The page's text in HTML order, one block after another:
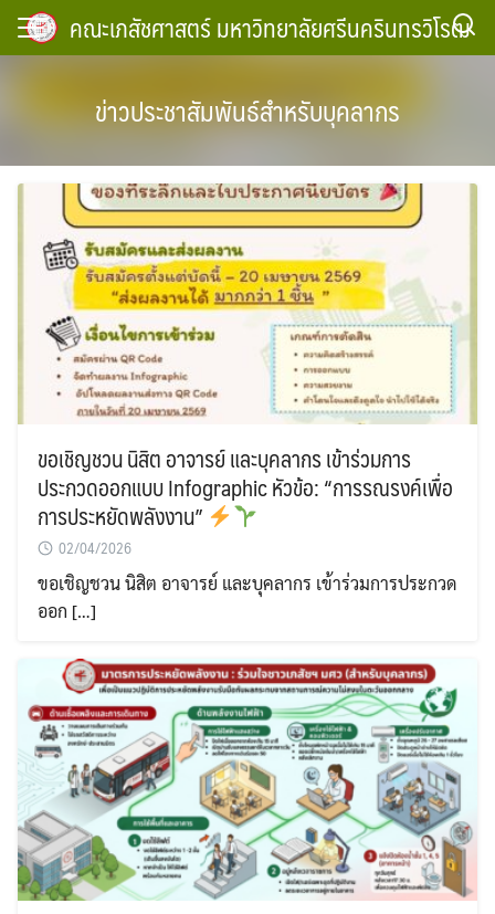
Skip
คณะเภสัชศาสตร์ มหาวิทยาลัยศรีนครินทรวิโรฒ
ข่าวประชาสัมพันธ์สำหรับบุคลากร
ขอเชิญชวน นิสิต อาจารย์ และบุคลากร เข้าร่วมการ
ประกวดออกแบบ Infographic หัวข้อ: “การรณรงค์เพื่อ
การประหยัดพลังงาน”
02/04/2026
ขอเชิญชวน นิสิต อาจารย์ และบุคลากร เข้าร่วมการประกวด
ออก […]